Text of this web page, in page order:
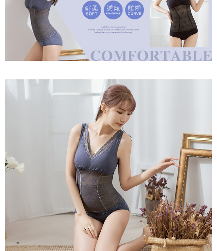
時審查核予不同之上限額度；若仍有額度不足之情形，本公司將視審查結果
請求用戶進行身份認證。
５．嚴禁一人註冊多個帳號或使用他人資訊註冊。若發現惡意使用之情形，
恩沛科技股份有限公司將有權停止該用戶之使用額度並採取法律行動。
每筆NT$80，滿NT$799(含以上)免運費
7-11取貨(快速到店)
每筆NT$90
宅配/離島不配送
黑貓貨到付款
每筆NT$120